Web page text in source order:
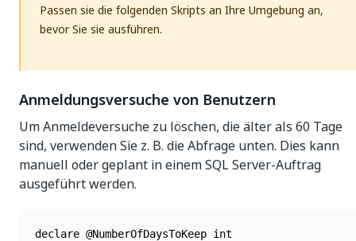
Passen sie die folgenden Skripts an Ihre Umgebung an,
bevor Sie sie ausführen.
Anmeldungsversuche von Benutzern
Um Anmeldeversuche zu löschen, die älter als 60 Tage
sind, verwenden Sie z. B. die Abfrage unten. Dies kann
manuell oder geplant in einem SQL Server-Auftrag
ausgeführt werden.
declare @NumberOfDaysToKeep int